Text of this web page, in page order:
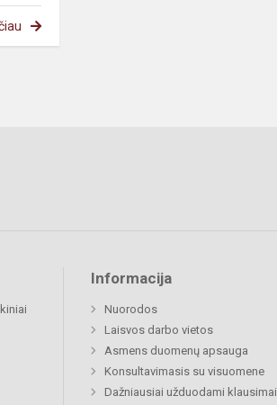
Informacija
Nuorodos
Laisvos darbo vietos
Asmens duomenų apsauga
Konsultavimasis su visuomene
Dažniausiai užduodami klausimai